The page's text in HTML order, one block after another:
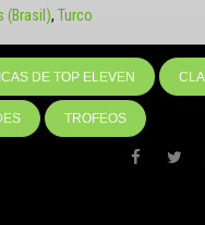
(Brasil) Turco
DE TOP ELEVEN
TROFEOS